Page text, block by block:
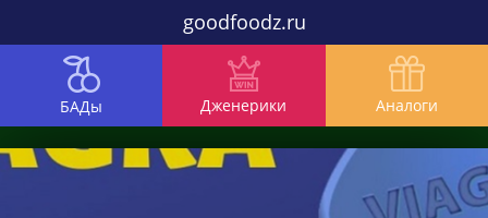
goodfoodz.ru
БАДы Дженерики Аналоги